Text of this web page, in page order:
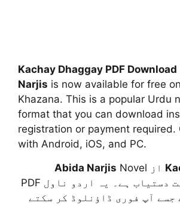
Kachay Dhaggay PDF Download
Narjis is now available for free
Khazana. This is a popular Urdu
format that you can download
registration or payment required.
with Android, iOS, and PC.
از Abida Narjis Novel
Khazana پر مفت دستیاب ہے۔ یہ اردو ناول PDF
جسے آپ فوری ڈاؤنلوڈ کر سکتے